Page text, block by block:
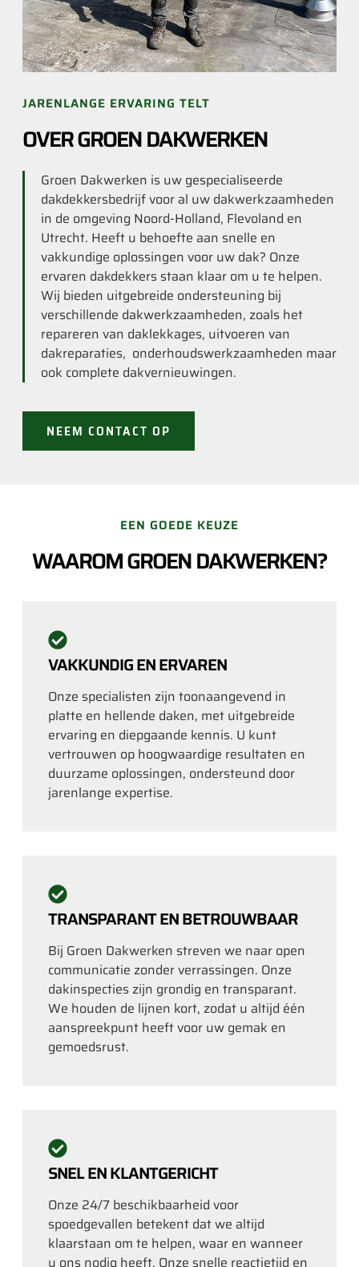
JARENLANGE ERVARING TELT
OVER GROEN DAKWERKEN
Groen Dakwerken is uw gespecialiseerde
dakdekkersbedrijf voor al uw dakwerkzaamheden
in de omgeving Noord-Holland, Flevoland en
Utrecht. Heeft u behoefte aan snelle en
vakkundige oplossingen voor uw dak? Onze
ervaren dakdekkers staan klaar om u te helpen.
Wij bieden uitgebreide ondersteuning bij
verschillende dakwerkzaamheden, zoals het
repareren van daklekkages, uitvoeren van
dakreparaties, onderhoudswerkzaamheden maar
ook complete dakvernieuwingen.
NEEM CONTACT OP
EEN GOEDE KEUZE
WAAROM GROEN DAKWERKEN?
VAKKUNDIG EN ERVAREN
Onze specialisten zijn toonaangevend in
platte en hellende daken, met uitgebreide
ervaring en diepgaande kennis. U kunt
vertrouwen op hoogwaardige resultaten en
duurzame oplossingen, ondersteund door
jarenlange expertise.
TRANSPARANT EN BETROUWBAAR
Bij Groen Dakwerken streven we naar open
communicatie zonder verrassingen. Onze
dakinspecties zijn grondig en transparant.
We houden de lijnen kort, zodat u altijd één
aanspreekpunt heeft voor uw gemak en
gemoedsrust.
SNEL EN KLANTGERICHT
Onze 24/7 beschikbaarheid voor
spoedgevallen betekent dat we altijd
klaarstaan om te helpen, waar en wanneer
u ons nodig heeft. Onze snelle reactietijd en